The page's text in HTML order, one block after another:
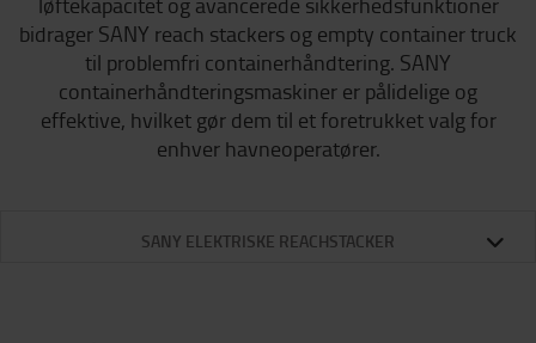
bidrager SANY reach stackers og empty container truck
til problemfri containerhåndtering. SANY
containerhåndteringsmaskiner er pålidelige og
effektive, hvilket gør dem til et foretrukket valg for
enhver havneoperatører.
SANY ELEKTRISKE REACHSTACKER